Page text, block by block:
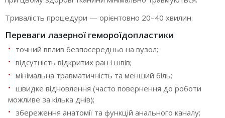
Тривалість процедури — орієнтовно 20–40 хвилин.
Переваги лазерної гемороїдопластики
точний вплив безпосередньо на вузол;
відсутність відкритих ран і швів;
мінімальна травматичність та менший біль;
швидке відновлення (часто повернення до роботи
можливе за кілька днів);
збереження анатомії та функцій анального каналу;